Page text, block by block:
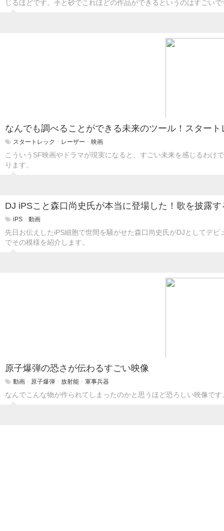
じるほどです。手と砂でこれほどの作品ができるというのはすごいで
なんでも調べることができる未来のツール！スター
スタートレック ・ レーザー ・ 映画
こういうSF映画やドラマが現実になると、すごい未来を感じるわ
ります。
DJ iPSこと森口尚史氏が本当に登場した！歌を披露
iPS ・ 動画
先日お伝えしたiPS細胞で世間を騒がせた森口尚史氏がDJとしてデ
でその模様を紹介します。
原子爆弾の恐さが伝わるすごい映像
動画 ・ 原子爆弾 ・ 放射能 ・ 軍事兵器
なんでこんな物が作られてしまったのかと思うほど恐ろしい映像で